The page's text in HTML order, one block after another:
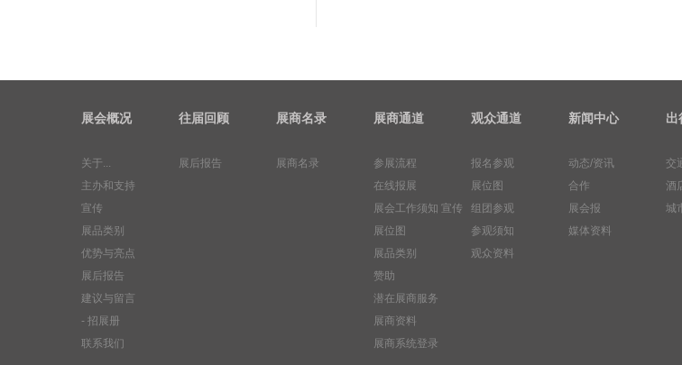
展会概况
关于...
主办和支持
宣传
展品类别
优势与亮点
展后报告
建议与留言
- 招展册
联系我们
往届回顾
展后报告
展商名录
展商名录
展商通道
参展流程
在线报展
展会工作须知 宣传
展位图
展品类别
赞助
潜在展商服务
展商资料
展商系统登录
观众通道
报名参观
展位图
组团参观
参观须知
观众资料
新闻中心
动态/资讯
合作
展会报
媒体资料
出
交
酒
城